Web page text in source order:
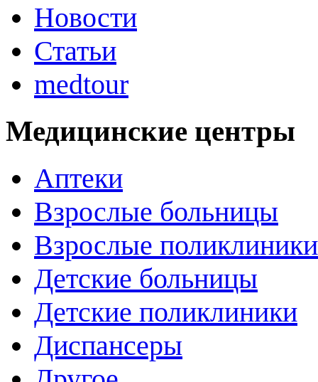
Новости
Статьи
medtour
Медицинские центры
Аптеки
Взрослые больницы
Взрослые поликлиники
Детские больницы
Детские поликлиники
Диспансеры